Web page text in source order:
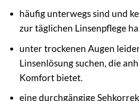
häufig unterwegs sind und
zur täglichen Linsenpflege
unter trockenen Augen
Linsenlösung suchen, die
Komfort bietet.
eine durchgängige